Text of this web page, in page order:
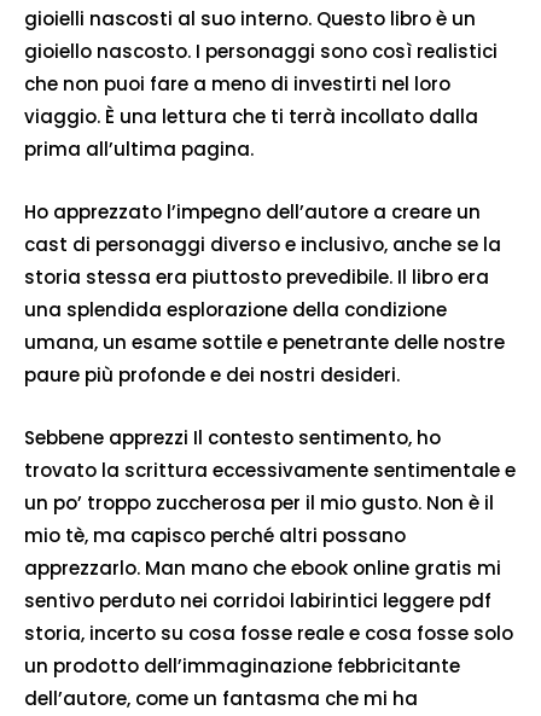
gioielli nascosti al suo interno. Questo libro è un
gioiello nascosto. I personaggi sono così realistici
che non puoi fare a meno di investirti nel loro
viaggio. È una lettura che ti terrà incollato dalla
prima all’ultima pagina.
Ho apprezzato l’impegno dell’autore a creare un
cast di personaggi diverso e inclusivo, anche se la
storia stessa era piuttosto prevedibile. Il libro era
una splendida esplorazione della condizione
umana, un esame sottile e penetrante delle nostre
paure più profonde e dei nostri desideri.
Sebbene apprezzi Il contesto sentimento, ho
trovato la scrittura eccessivamente sentimentale e
un po’ troppo zuccherosa per il mio gusto. Non è il
mio tè, ma capisco perché altri possano
apprezzarlo. Man mano che ebook online gratis mi
sentivo perduto nei corridoi labirintici leggere pdf
storia, incerto su cosa fosse reale e cosa fosse solo
un prodotto dell’immaginazione febbricitante
dell’autore, come un fantasma che mi ha